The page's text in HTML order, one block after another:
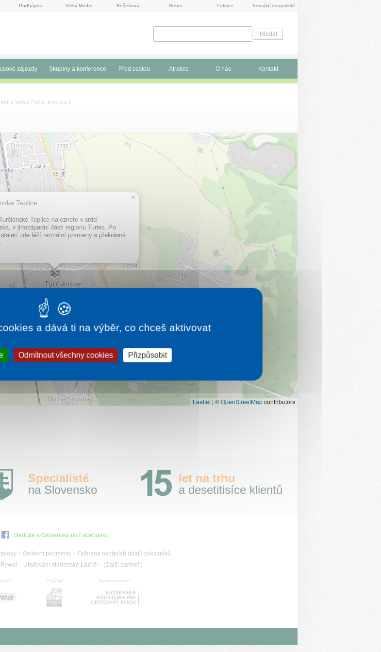
Podhájska Velký Meder Bešeňová Senec Patince Termální koupaliště
zájezdy Skupiny a konference Před cestou Atrakce O nás Kontakt
a Velká Fatra, Kysuca )
Teplice
Teplice naleznete v srdci
v jihozápadní části regionu Turiec. Po
zde léčí termální prameny a překrásná
×
Leaflet | ©OpenStreetMapcontributors
Specialisté
na Slovensko
let na trhu
a desetitisíce klientů
Sledujte e-Slovensko na Facebooku
– Smluvní podmínky– Ochrana osobních údajů zákazníků
– Ubytování Mariánské Lázně – (Další partneři)
Pojišťuje Spolupracujeme
a dává ti na výběr, co chceš aktivovat
Odmítnout všechny cookies Přizpůsobit